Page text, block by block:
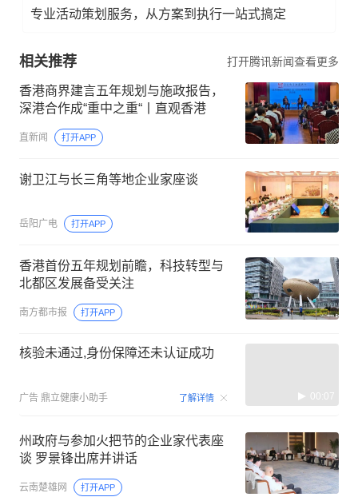
专业活动策划服务，从方案到执行一站式搞定
相关推荐 打开腾讯新闻查看更多
香港商界建言五年规划与施政报告，
深港合作成“重中之重“丨直观香港
直新闻 打开APP
谢卫江与长三角等地企业家座谈
岳阳广电 打开APP
香港首份五年规划前瞻，科技转型与
北都区发展备受关注
南方都市报 打开APP
核验未通过,身份保障还未认证成功
广告 鼎立健康小助手 了解详情 00:07
州政府与参加火把节的企业家代表座
谈 罗景锋出席并讲话
云南楚雄网 打开APP